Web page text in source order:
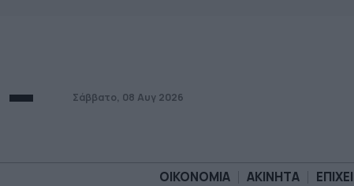
Σάββατο, 08 Αυγ 2026
ΟΙΚΟΝΟΜΙΑ ΑΚΙΝΗΤΑ